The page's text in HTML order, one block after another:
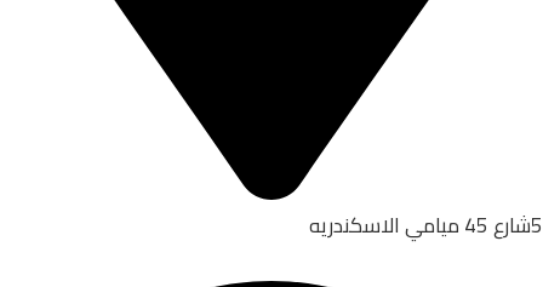
5شارع 45 ميامي الاسكندريه